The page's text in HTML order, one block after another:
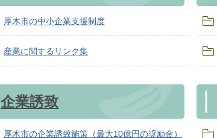
厚木市の中小企業支援制度
産業に関するリンク集
企業誘致
厚木市の企業誘致施策（最大10億円の奨励金）